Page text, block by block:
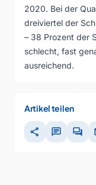
2020. Bei der
dreiviertel der
– 38 Prozent der
schlecht, fast
ausreichend.
Artikel teilen
share chat forum